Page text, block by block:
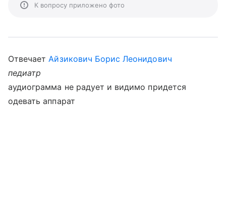
К вопросу приложено фото
ОтвечаетАйзикович Борис Леонидович
педиатр
аудиограмма не радует и видимо придется
одевать аппарат